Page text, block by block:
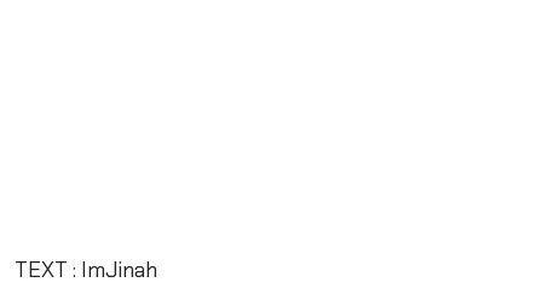
TEXT : ImJinah